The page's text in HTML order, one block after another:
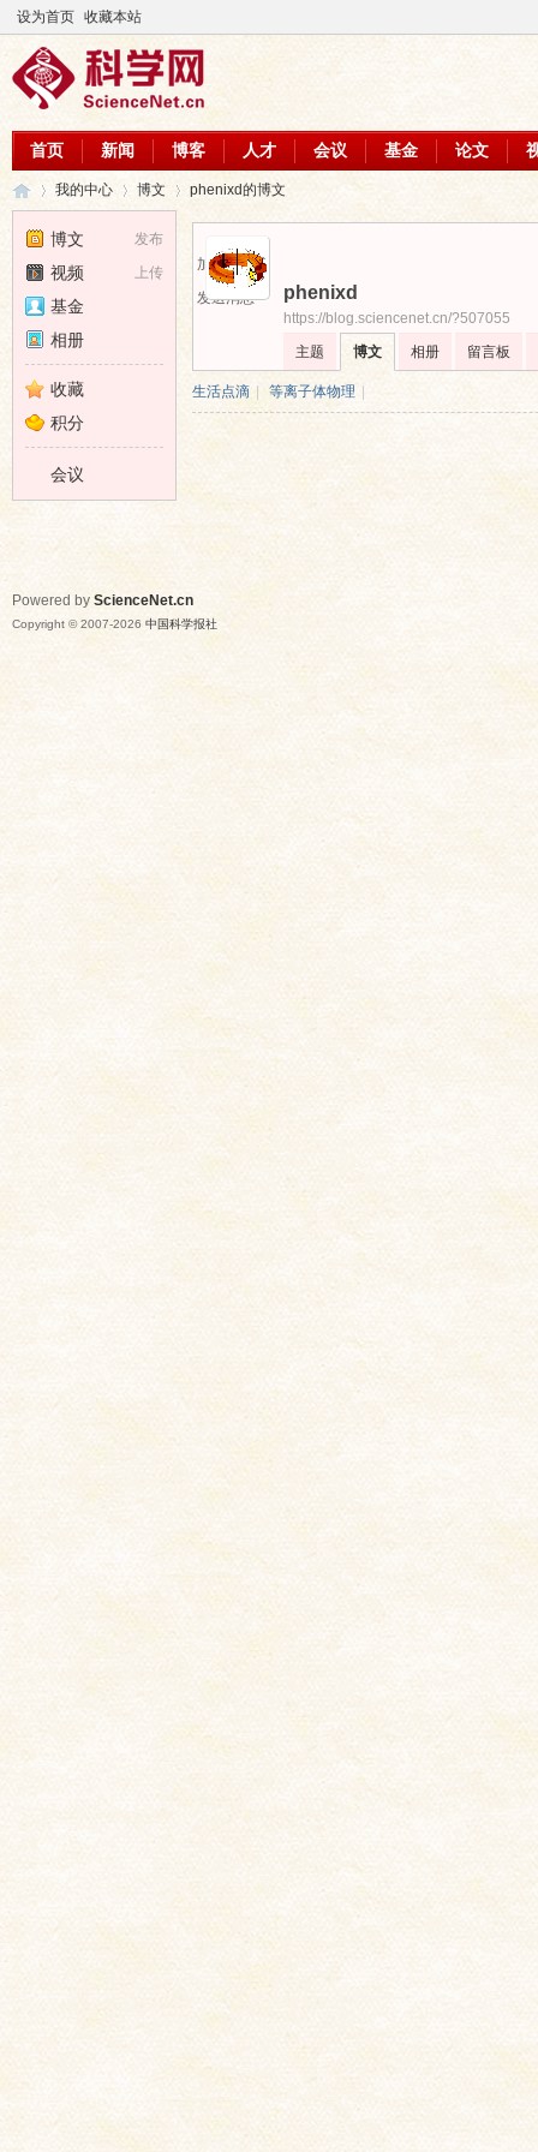
设为首页 收藏本站
首页 新闻 博客 人才 会议 基金 论文
›
我的中心 博文 phenixd的博文
加为好友
发送消息
phenixd
https://blog.sciencenet.cn/?507055
主题
博文 相册 留言板
生活点滴 等离子体物理
发布
博文
上传
视频
基金
相册
收藏
积分
会议
Powered by ScienceNet.cn
Copyright © 2007-2026 中国科学报社